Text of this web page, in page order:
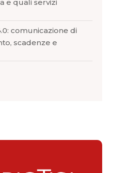
e quali servizi
comunicazione di
scadenze e